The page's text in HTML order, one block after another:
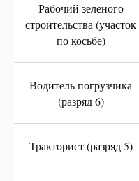
Рабочий зеленого
строительства (участок
по косьбе)
Водитель погрузчика
(разряд 6)
Тракторист (разряд 5)